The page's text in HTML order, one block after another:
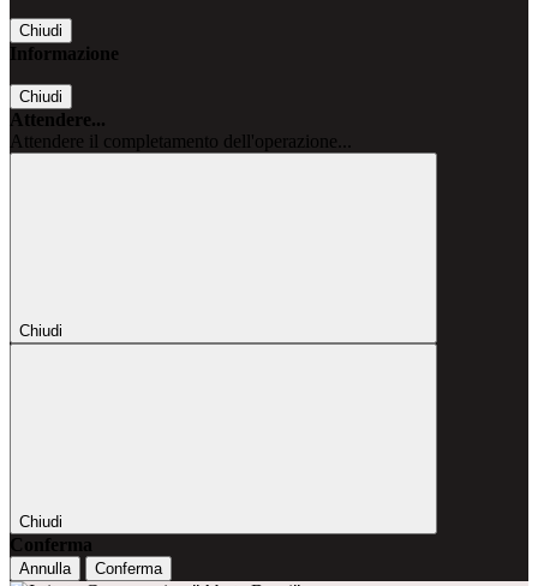
Chiudi
Informazione
Chiudi
Attendere...
Attendere il completamento dell'operazione...
Chiudi
Chiudi
Conferma
Annulla Conferma